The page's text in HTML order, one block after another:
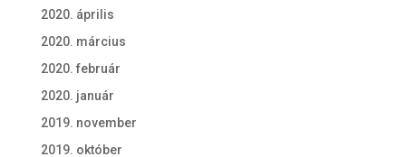
2020. április
2020. március
2020. február
2020. január
2019. november
2019. október